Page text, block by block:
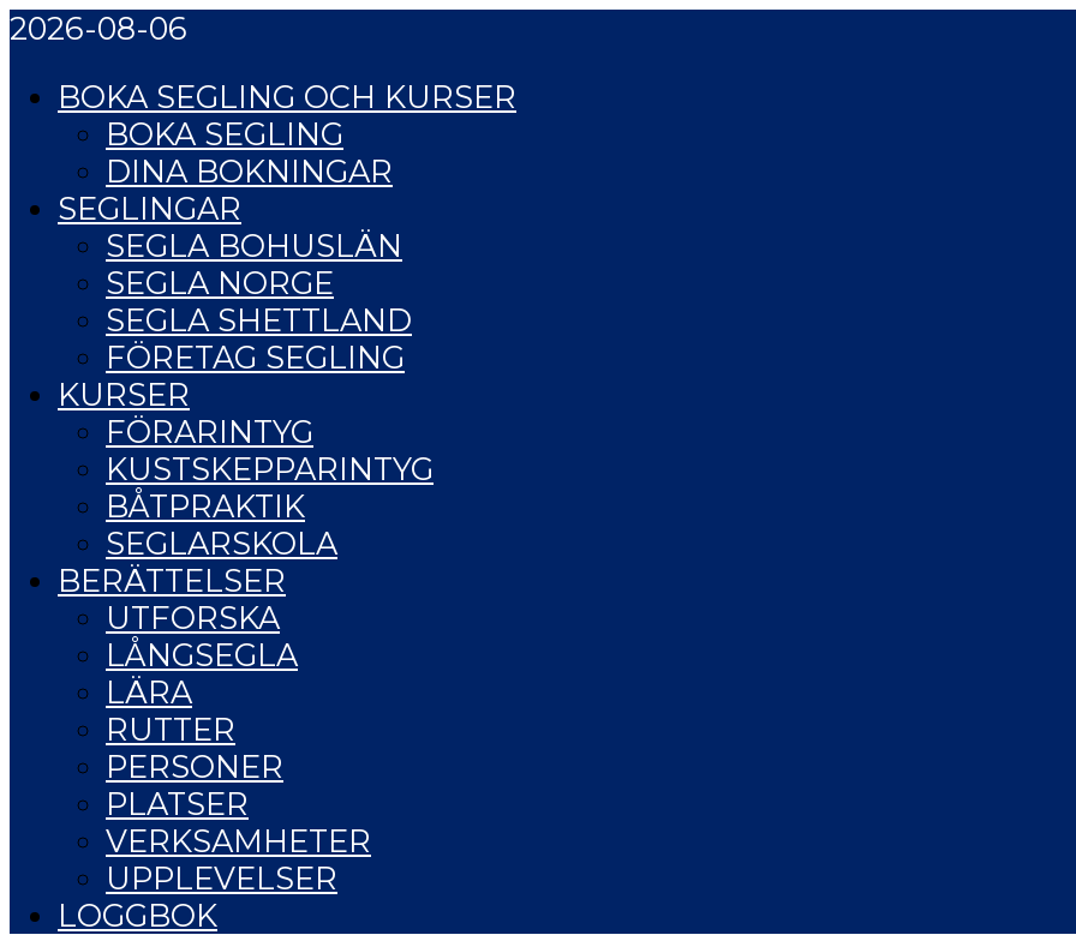
2026-08-06
BOKA SEGLING OCH KURSER
BOKA SEGLING
DINA BOKNINGAR
SEGLINGAR
SEGLA BOHUSLÄN
SEGLA NORGE
SEGLA SHETTLAND
FÖRETAG SEGLING
KURSER
FÖRARINTYG
KUSTSKEPPARINTYG
BÅTPRAKTIK
SEGLARSKOLA
BERÄTTELSER
UTFORSKA
LÅNGSEGLA
LÄRA
RUTTER
PERSONER
PLATSER
VERKSAMHETER
UPPLEVELSER
LOGGBOK